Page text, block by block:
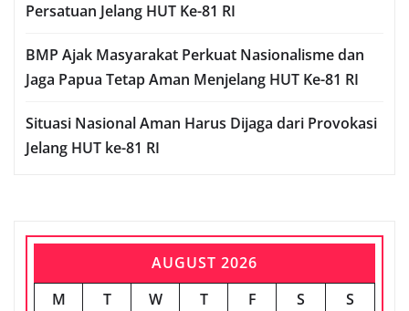
Persatuan Jelang HUT Ke-81 RI
BMP Ajak Masyarakat Perkuat Nasionalisme dan
Jaga Papua Tetap Aman Menjelang HUT Ke-81 RI
Situasi Nasional Aman Harus Dijaga dari Provokasi
Jelang HUT ke-81 RI
AUGUST 2026
M
T W T F S
S